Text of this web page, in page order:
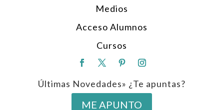
Medios
Acceso Alumnos
Cursos
Últimas Novedades» ¿Te apuntas?
ME APUNTO